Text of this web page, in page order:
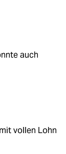
auch
vollen Lohn